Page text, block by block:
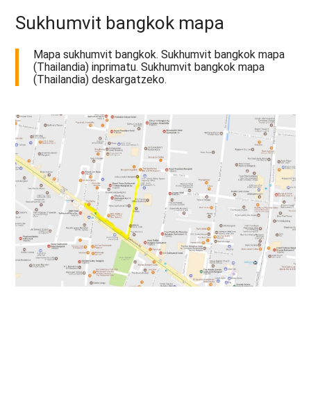
Sukhumvit bangkok mapa
Mapa sukhumvit bangkok. Sukhumvit bangkok mapa
(Thailandia) inprimatu. Sukhumvit bangkok mapa
(Thailandia) deskargatzeko.